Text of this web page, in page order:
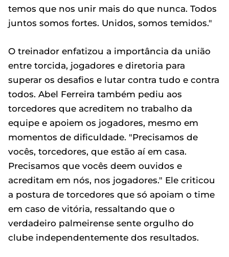
temos que nos unir mais do que nunca. Todos
juntos somos fortes. Unidos, somos temidos."
O treinador enfatizou a importância da união
entre torcida, jogadores e diretoria para
superar os desafios e lutar contra tudo e contra
todos. Abel Ferreira também pediu aos
torcedores que acreditem no trabalho da
equipe e apoiem os jogadores, mesmo em
momentos de dificuldade. "Precisamos de
vocês, torcedores, que estão aí em casa.
Precisamos que vocês deem ouvidos e
acreditam em nós, nos jogadores." Ele criticou
a postura de torcedores que só apoiam o time
em caso de vitória, ressaltando que o
verdadeiro palmeirense sente orgulho do
clube independentemente dos resultados.